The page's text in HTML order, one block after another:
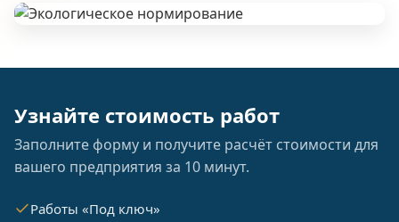
Узнайте стоимость работ
Заполните форму и получите расчёт стоимости для
вашего предприятия за 10 минут.
Работы «Под ключ»